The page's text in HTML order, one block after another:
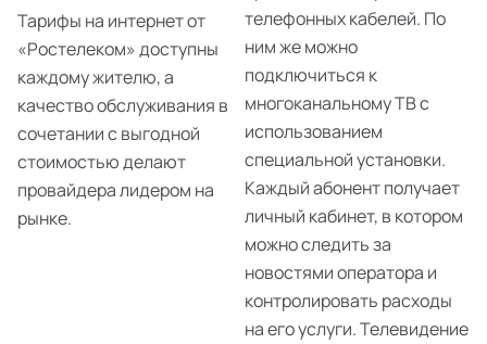
Тарифы на интернет от
«Ростелеком» доступны
каждому жителю, а
качество обслуживания в
сочетании с выгодной
стоимостью делают
провайдера лидером на
рынке.
телефонных кабелей. По
ним же можно
подключиться к
многоканальному ТВ с
использованием
специальной установки.
Каждый абонент получает
личный кабинет, в котором
можно следить за
новостями оператора и
контролировать расходы
на его услуги. Телевидение